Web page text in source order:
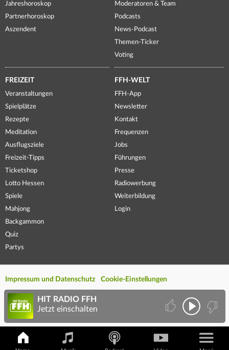
Jahreshoroskop
Partnerhoroskop
Aszendent
Moderatoren & Team
Podcasts
News-Podcast
Themen-Ticker
Voting
FREIZEIT
Veranstaltungen
Spielplätze
Rezepte
Meditation
Ausflugsziele
Freizeit-Tipps
Ticketshop
Lotto Hessen
Spiele
Mahjong
Backgammon
Quiz
Partys
FFH-WELT
FFH-App
Newsletter
Kontakt
Frequenzen
Jobs
Führungen
Presse
Radiowerbung
Weiterbildung
Login
Impressum und Datenschutz Cookie-Einstellungen
HIT RADIO FFH
Jetzt einschalten